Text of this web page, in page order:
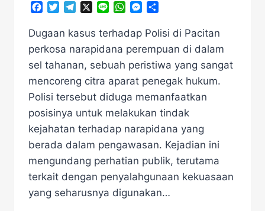
Facebook
TwitterTelegramLine WhatsAppMessenger
Dugaan kasus terhadap Polisi di Pacitan
perkosa narapidana perempuan di dalam
sel tahanan, sebuah peristiwa yang sangat
mencoreng citra aparat penegak hukum.
Polisi tersebut diduga memanfaatkan
posisinya untuk melakukan tindak
kejahatan terhadap narapidana yang
berada dalam pengawasan. Kejadian ini
mengundang perhatian publik, terutama
terkait dengan penyalahgunaan kekuasaan
yang seharusnya digunakan…